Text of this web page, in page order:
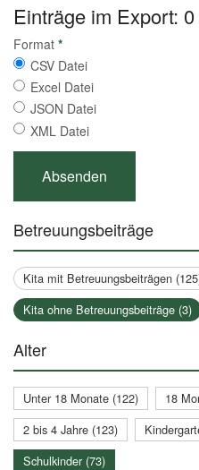
Einträge im Export: 0
Format *
CSV Datei
Excel Datei
JSON Datei
XML Datei
Betreuungsbeiträge
Kita mit Betreuungsbeiträgen
Kita ohne Betreuungsbeiträge (3)
Alter
Unter 18 Monate (122)
18
2 bis 4 Jahre (123)
Schulkinder (73)